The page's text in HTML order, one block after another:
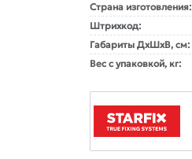
Страна изготовления:
Штрихкод:
Габариты ДxШxВ, см:
Вес с упаковкой, кг: